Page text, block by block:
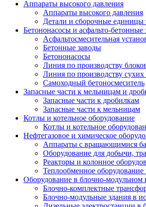
Аппараты высокого давления
Аппараты высокого давления
Детали и сборочные единицы
Бетононасосы и асфальто-бетонные
Асфальтосмесительная
Бетонные заводы
Бетононасосы
Линия по производству
Линия по производству сухих
Самоходный бетоносмеситель
Запасные части к мельницам и
Запасные части к дробилкам
Запасные части к мельницам
Котлы и котельное оборудование
Котлы и котельное
Нефтегазовое и химическое
Аппараты с вращающимися
Оборудование для добычи,
Реакторы и колонное
Теплообменное
Оборудование в блочно-модульном
Блочно-комплектные
Блочно-модульные здания в